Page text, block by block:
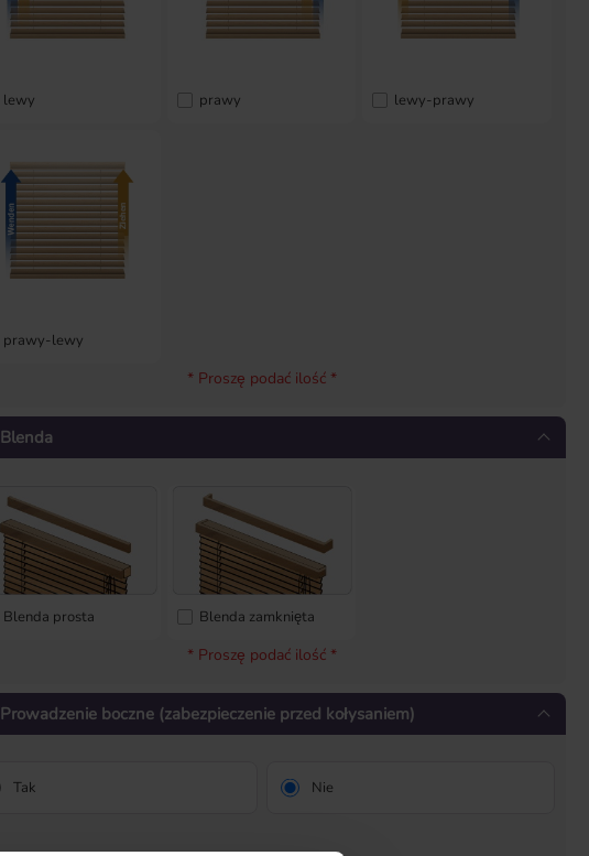
lewy prawy lewy-prawy
prawy-lewy
* Proszę podać ilość *
Blenda
Blenda prosta Blenda zamknięta
* Proszę podać ilość *
Prowadzenie boczne (zabezpieczenie przed kołysaniem)
Tak Nie